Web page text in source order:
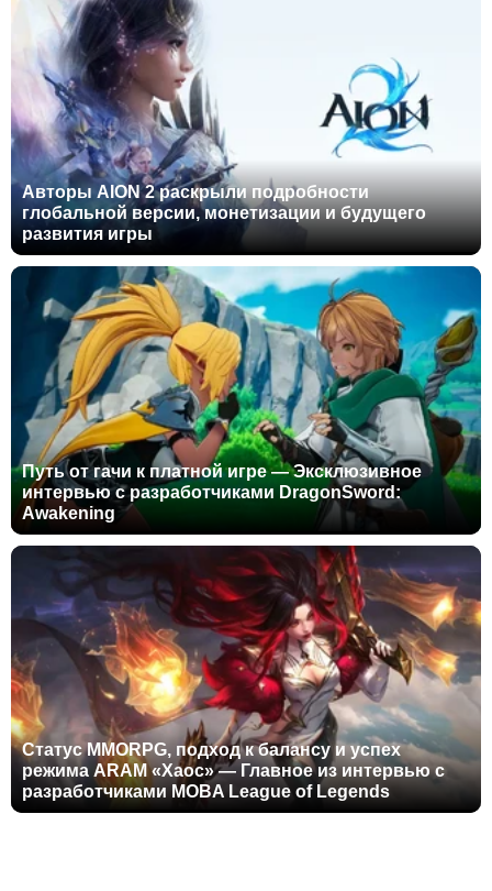
Авторы AION 2 раскрыли подробности
глобальной версии, монетизации и будущего
развития игры
Путь от гачи к платной игре — Эксклюзивное
интервью с разработчиками DragonSword:
Awakening
Статус MMORPG, подход к балансу и успех
режима ARAM «Хаос» — Главное из интервью с
разработчиками MOBA League of Legends